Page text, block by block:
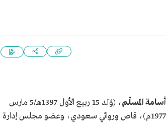
أسامة المسلّم
، (وُلد 15 ربيع الأول 1397هـ/5 مارس
1977م)، قاص وروائي سعودي، وعضو مجلس إدارة